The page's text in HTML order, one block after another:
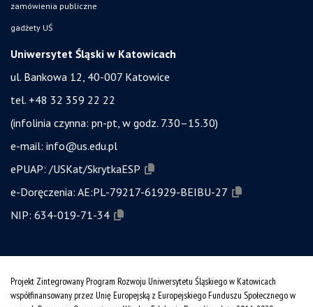
zamówienia publiczne
gadżety UŚ
Uniwersytet Śląski w Katowicach
ul. Bankowa 12, 40-007 Katowice
tel. +48 32 359 22 22
(infolinia czynna: pn-pt, w godz. 7.30–15.30)
e-mail: info@us.edu.pl
ePUAP: /USKat/SkrytkaESP
e-Doręczenia: AE:PL-79217-61929-BEIBU-27
NIP: 634-019-71-34
Projekt Zintegrowany Program Rozwoju Uniwersytetu Śląskiego w Katowicach
współfinansowany przez Unię Europejską z Europejskiego Funduszu Społecznego w